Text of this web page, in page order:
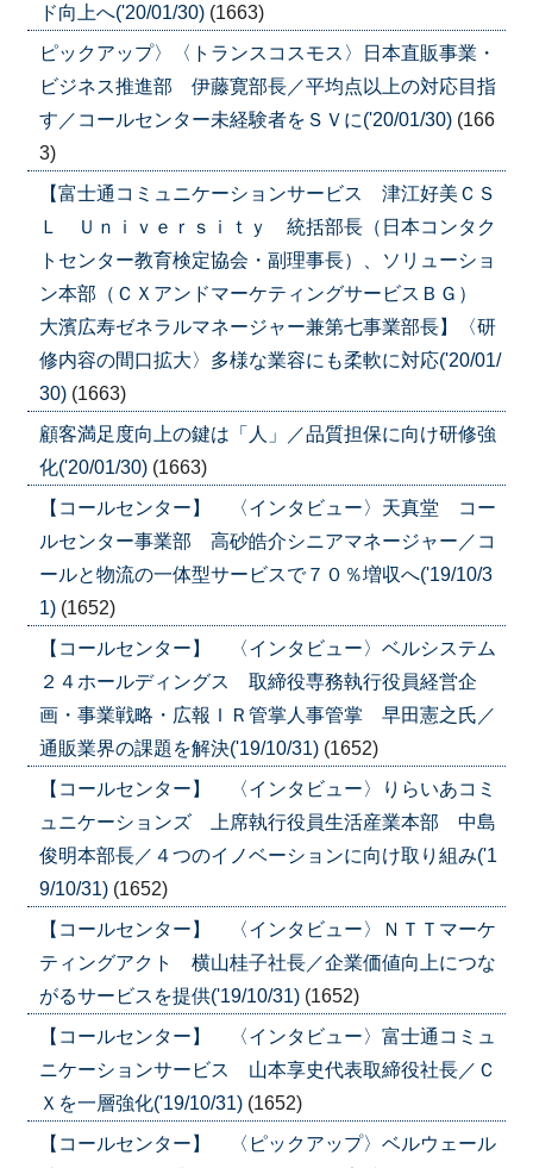
ド向上へ('20/01/30) (1663)
ピックアップ〉〈トランスコスモス〉日本直販事業・
ビジネス推進部 伊藤寛部長／平均点以上の対応目指
す／コールセンター未経験者をＳＶに('20/01/30) (166
3)
【富士通コミュニケーションサービス 津江好美ＣＳ
Ｌ Ｕｎｉｖｅｒｓｉｔｙ 統括部長（日本コンタク
トセンター教育検定協会・副理事長）、ソリューショ
ン本部（ＣＸアンドマーケティングサービスＢＧ）
大濱広寿ゼネラルマネージャー兼第七事業部長】〈研
修内容の間口拡大〉多様な業容にも柔軟に対応('20/01/
30) (1663)
顧客満足度向上の鍵は「人」／品質担保に向け研修強
化('20/01/30) (1663)
【コールセンター】 〈インタビュー〉天真堂 コー
ルセンター事業部 高砂皓介シニアマネージャー／コ
ールと物流の一体型サービスで７０％増収へ('19/10/3
1) (1652)
【コールセンター】 〈インタビュー〉ベルシステム
２４ホールディングス 取締役専務執行役員経営企
画・事業戦略・広報ＩＲ管掌人事管掌 早田憲之氏／
通販業界の課題を解決('19/10/31) (1652)
【コールセンター】 〈インタビュー〉りらいあコミ
ュニケーションズ 上席執行役員生活産業本部 中島
俊明本部長／４つのイノベーションに向け取り組み('1
9/10/31) (1652)
【コールセンター】 〈インタビュー〉ＮＴＴマーケ
ティングアクト 横山桂子社長／企業価値向上につな
がるサービスを提供('19/10/31) (1652)
【コールセンター】 〈インタビュー〉富士通コミュ
ニケーションサービス 山本享史代表取締役社長／Ｃ
Ｘを一層強化('19/10/31) (1652)
【コールセンター】 〈ピックアップ〉ベルウェール